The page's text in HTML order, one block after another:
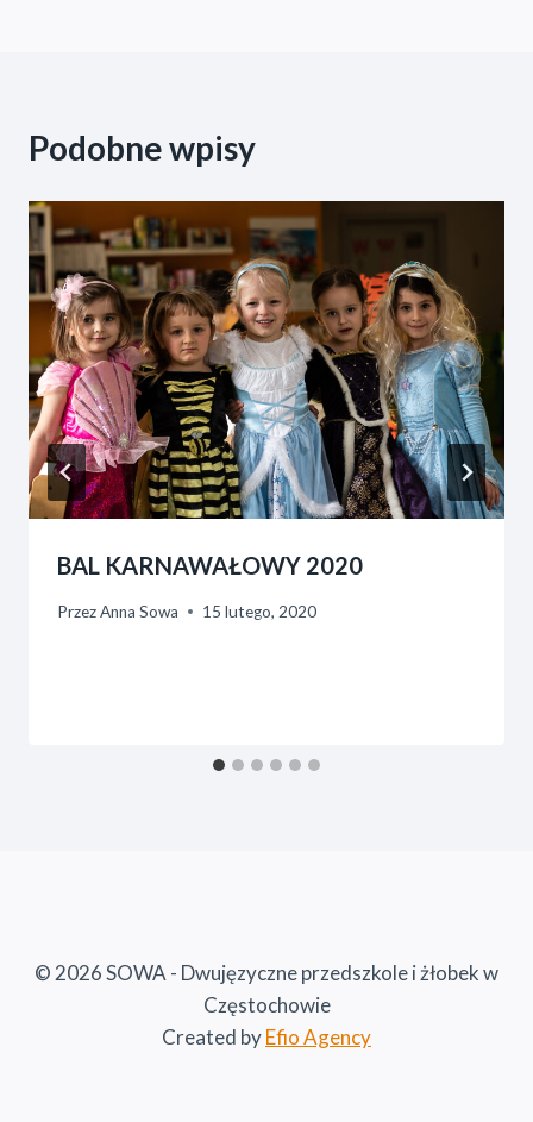
Podobne wpisy
BAL KARNAWAŁOWY 2020
PrzezAnna Sowa 15 lutego, 2020
© 2026 SOWA - Dwujęzyczne przedszkole i żłobek w
Częstochowie
Created byEfio Agency